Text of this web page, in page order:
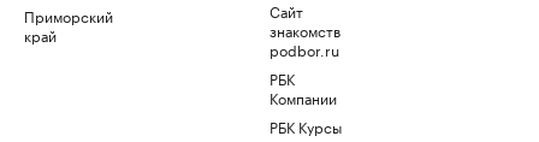
Приморский
край
Сайт
знакомств
podbor.ru
РБК
Компании
РБК Курсы